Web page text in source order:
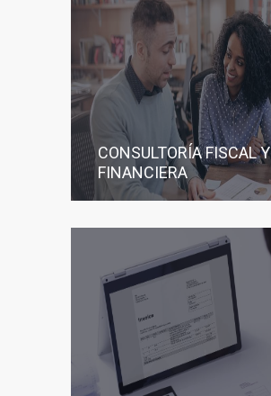
CONSULTORÍA FISCAL Y
FINANCIERA